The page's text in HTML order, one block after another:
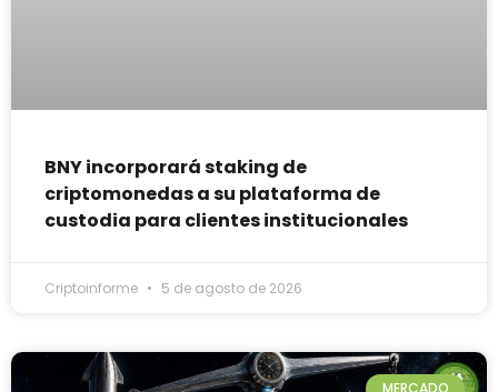
BNY incorporará staking de
criptomonedas a su plataforma de
custodia para clientes institucionales
Criptoinforme 5 de agosto de 2026
MERCADO